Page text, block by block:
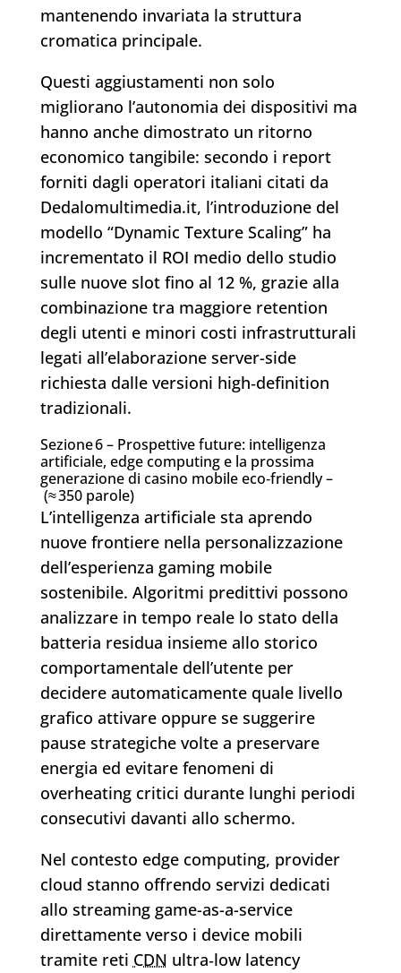
mantenendo invariata la struttura
cromatica principale.
Questi aggiustamenti non solo
migliorano l’autonomia dei dispositivi ma
hanno anche dimostrato un ritorno
economico tangibile: secondo i report
forniti dagli operatori italiani citati da
Dedalomultimedia.it, l’introduzione del
modello “Dynamic Texture Scaling” ha
incrementato il ROI medio dello studio
sulle nuove slot fino al 12 %, grazie alla
combinazione tra maggiore retention
degli utenti e minori costi infrastrutturali
legati all’elaborazione server-side
richiesta dalle versioni high‑definition
tradizionali.
Sezione 6 – Prospettive future: intelligenza
artificiale, edge computing e la prossima
generazione di casino mobile eco‑friendly –
(≈ 350 parole)
L’intelligenza artificiale sta aprendo
nuove frontiere nella personalizzazione
dell’esperienza gaming mobile
sostenibile. Algoritmi predittivi possono
analizzare in tempo reale lo stato della
batteria residua insieme allo storico
comportamentale dell’utente per
decidere automaticamente quale livello
grafico attivare oppure se suggerire
pause strategiche volte a preservare
energia ed evitare fenomeni di
overheating critici durante lunghi periodi
consecutivi davanti allo schermo.
Nel contesto edge computing, provider
cloud stanno offrendo servizi dedicati
allo streaming game-as-a-service
direttamente verso i device mobili
tramite reti CDN ultra‑low latency